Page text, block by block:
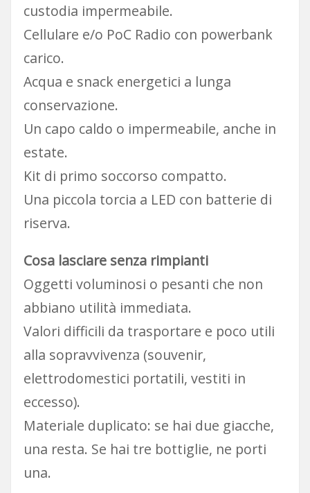
custodia impermeabile.
Cellulare e/o PoC Radio con powerbank
carico.
Acqua e snack energetici a lunga
conservazione.
Un capo caldo o impermeabile, anche in
estate.
Kit di primo soccorso compatto.
Una piccola torcia a LED con batterie di
riserva.
Cosa lasciare senza rimpianti
Oggetti voluminosi o pesanti che non
abbiano utilità immediata.
Valori difficili da trasportare e poco utili
alla sopravvivenza (souvenir,
elettrodomestici portatili, vestiti in
eccesso).
Materiale duplicato: se hai due giacche,
una resta. Se hai tre bottiglie, ne porti
una.